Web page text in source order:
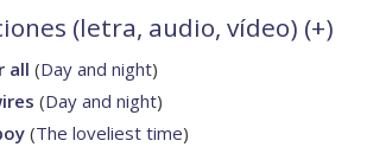
(letra, audio, vídeo) (+)
all (Day and night)
(Day and night)
(The loveliest time)